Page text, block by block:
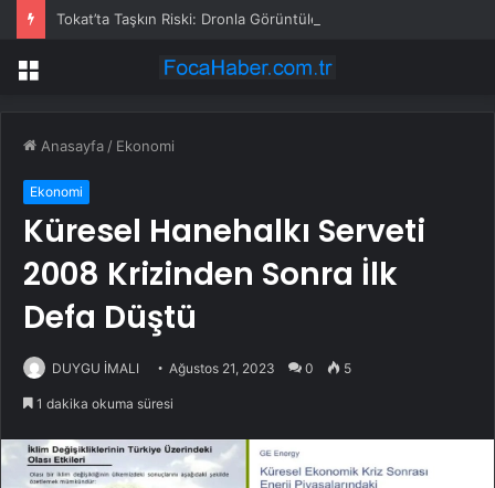
Tokat’ta Taşkın Riski: Dronla Görüntülendi
Menü
Anasayfa / Ekonomi
Ekonomi
Küresel Hanehalkı Serveti
2008 Krizinden Sonra İlk
Defa Düştü
DUYGU İMALI Ağustos 21, 2023 0 5
1 dakika okuma süresi